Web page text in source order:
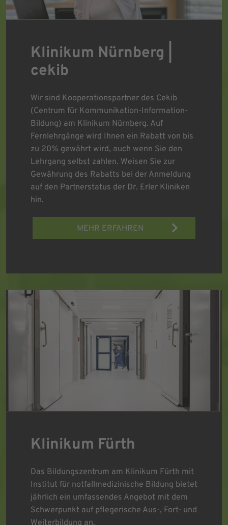
Klinikum Nürnberg |
cekib
Wir sind Kooperationspartner des Cekib
(Centrum für Kommunikation-Information-
Bildung) am Klinikum Nürnberg. Auf
Fernlehrgänge wird Ihnen ein Rabatt von bis
zu 20% gewährt wird, auch wenn Sie den
Lehrgang selbst zahlen. Weisen Sie zur
Gewährung des Rabatts bei der Anmeldung
auf den Partnerstatus der Dr. Erler Kliniken
hin.
MEHR ERFAHREN
Klinikum Fürth
Das Bildungszentrum am Klinikum Fürth mit
Institut für notfallmedizinische Bildung bietet
jährlich ein umfassendes Angebot mit dem
Schwerpunkt auf pflegerische Aus-, Fort- und
Weiterbildung an.